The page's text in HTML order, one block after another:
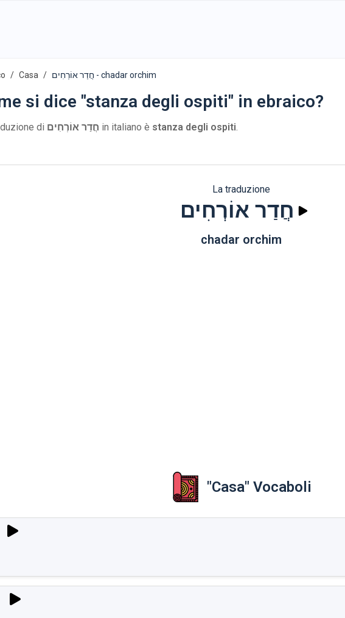
Casa חֲדַר אוֹרְחִים - chadar orchim
si dice "stanza degli ospiti" in ebraico?
di חֲדַר אוֹרְחִים in italiano è stanza degli ospiti.
La traduzione
חֲדַר אוֹרְחִים
chadar orchim
"Casa" Vocaboli